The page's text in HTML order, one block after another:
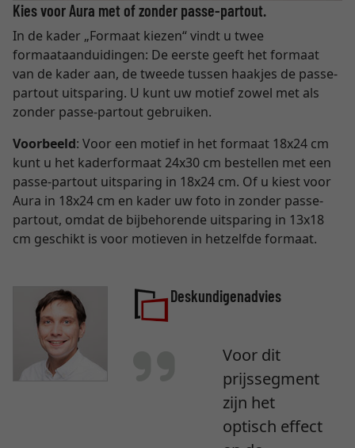
Kies voor Aura met of zonder passe-partout.
In de kader „Formaat kiezen“ vindt u twee
formaataanduidingen: De eerste geeft het formaat
van de kader aan, de tweede tussen haakjes de passe-
partout uitsparing. U kunt uw motief zowel met als
zonder passe-partout gebruiken.
Voorbeeld: Voor een motief in het formaat 18x24 cm
kunt u het kaderformaat 24x30 cm bestellen met een
passe-partout uitsparing in 18x24 cm. Of u kiest voor
Aura in 18x24 cm en kader uw foto in zonder passe-
partout, omdat de bijbehorende uitsparing in 13x18
cm geschikt is voor motieven in hetzelfde formaat.
Deskundigenadvies
Voor dit
prijssegment
zijn het
optisch effect